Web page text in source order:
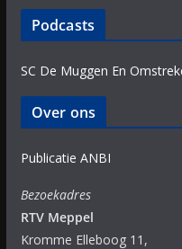
Podcasts
SC De Muggen En
Over ons
Publicatie ANBI
Bezoekadres
RTV Meppel
Kromme Elleboog 11,